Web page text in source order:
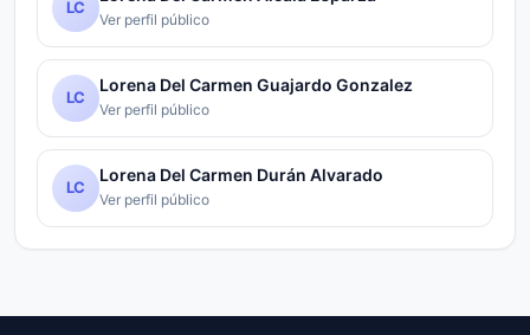
LC
Ver perfil público
LC
Lorena Del Carmen Guajardo Gonzalez
Ver perfil público
LC
Lorena Del Carmen Durán Alvarado
Ver perfil público